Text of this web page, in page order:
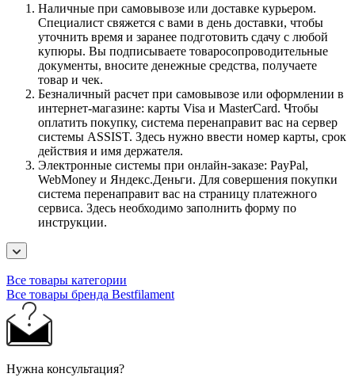
Наличные при самовывозе или доставке курьером.
Специалист свяжется с вами в день доставки, чтобы
уточнить время и заранее подготовить сдачу с любой
купюры. Вы подписываете товаросопроводительные
документы, вносите денежные средства, получаете
товар и чек.
Безналичный расчет при самовывозе или оформлении в
интернет-магазине: карты Visa и MasterCard. Чтобы
оплатить покупку, система перенаправит вас на сервер
системы ASSIST. Здесь нужно ввести номер карты, срок
действия и имя держателя.
Электронные системы при онлайн-заказе: PayPal,
WebMoney и Яндекс.Деньги. Для совершения покупки
система перенаправит вас на страницу платежного
сервиса. Здесь необходимо заполнить форму по
инструкции.
Все товары категории
Все товары бренда Bestfilament
Нужна консультация?